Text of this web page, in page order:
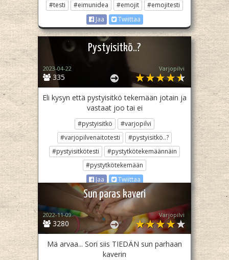
#testi
#eimunidea #emojit
#emojitesti
Jaa
Twiittaa
Pystyisitkö..?
335
2023-04-22 Varjopilvi
Eli kysyn että pystyisitkö tekemään jotain ja
vastaat joo tai ei
#pystyisitkö
#varjopilvi
#varjopilvenaitotesti
#pystyisitkö..?
#pystyisitkötesti
#pystytkötekemäännäin
#pystytkötekemään
Jaa
Twiittaa
Sun paras kaveri
3280
2022-11-09 Varjopilvi
Mä arvaa... Sori siis TIEDÄN sun parhaan
kaverin